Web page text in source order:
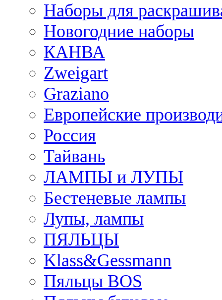
Наборы для
Новогодние наборы
КАНВА
Zweigart
Graziano
Европейские
Россия
Тайвань
ЛАМПЫ и ЛУПЫ
Бестеневые лампы
Лупы, лампы
ПЯЛЬЦЫ
Klass&Gessmann
Пяльцы BOS